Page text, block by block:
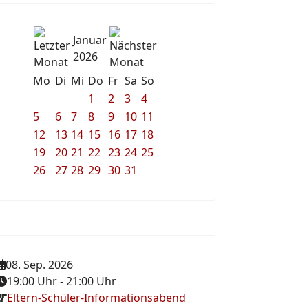
Januar
2026
Mo Di Mi Do Fr Sa So
1
2 3
4
5
6 7 8 9 10 11
12
13 14 15 16 17 18
19
20 21 22 23 24 25
26
27 28 29 30 31
08. Sep. 2026
19:00 Uhr-21:00 Uhr
Eltern-Schüler-Informationsabend